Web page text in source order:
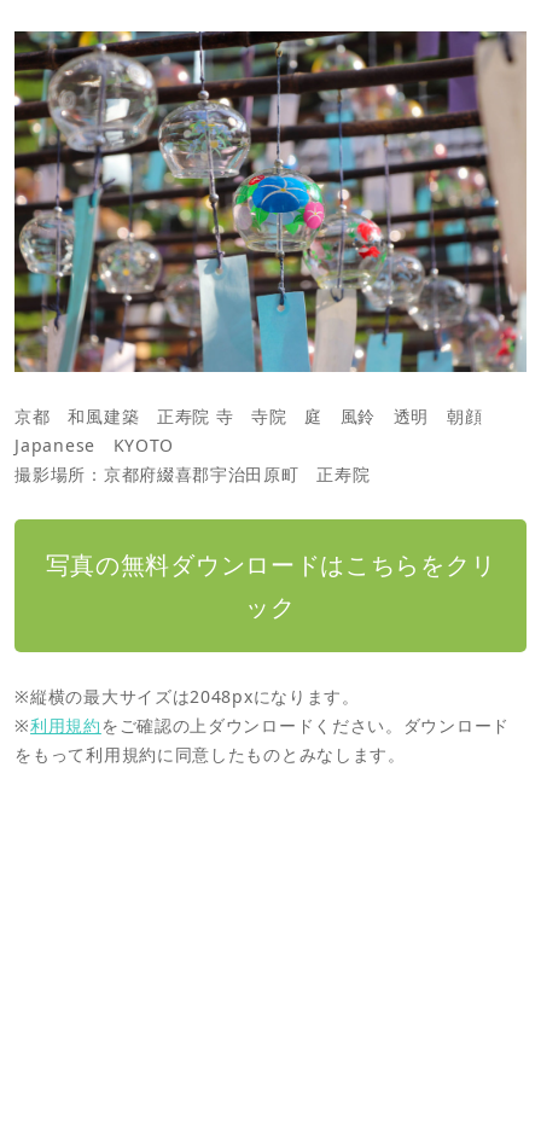
京都 和風建築 正寿院 寺 寺院 庭 風鈴 透明 朝顔
Japanese KYOTO
撮影場所：京都府綴喜郡宇治田原町 正寿院
写真の無料ダウンロードはこちらをクリ
ック
※縦横の最大サイズは2048pxになります。
※利用規約をご確認の上ダウンロードください。ダウンロード
をもって利用規約に同意したものとみなします。